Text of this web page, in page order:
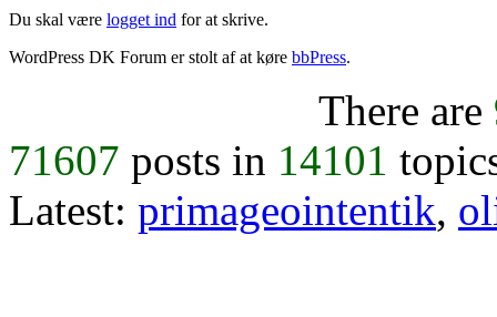
Du skal være logget ind for at skrive.
WordPress DK Forum er stolt af at køre bbPress.
There are
71607 posts in 14101
Latest: primageointentik,